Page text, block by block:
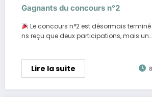
Gagnants du concours n°2
Le concours n°2 est désormais terminé
ns reçu que deux participations, mais un…
Lire la suite